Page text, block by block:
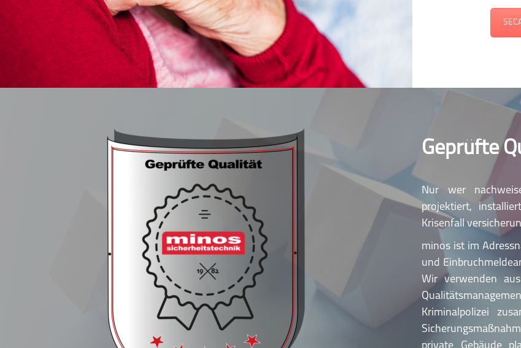
Geprüfte
Nur wer
projektiert,
Krisenfall
minos ist im
und
Wir verwenden
Kriminalpolizei